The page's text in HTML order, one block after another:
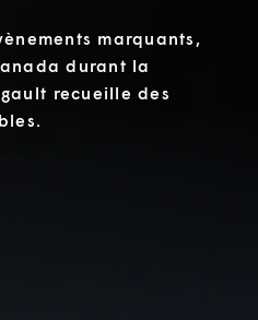
marquants,
durant la
recueille des